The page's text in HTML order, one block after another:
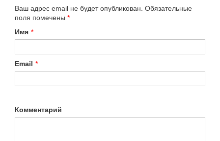
Ваш адрес email не будет опубликован. Обязательные
поля помечены *
Имя *
Email *
Комментарий